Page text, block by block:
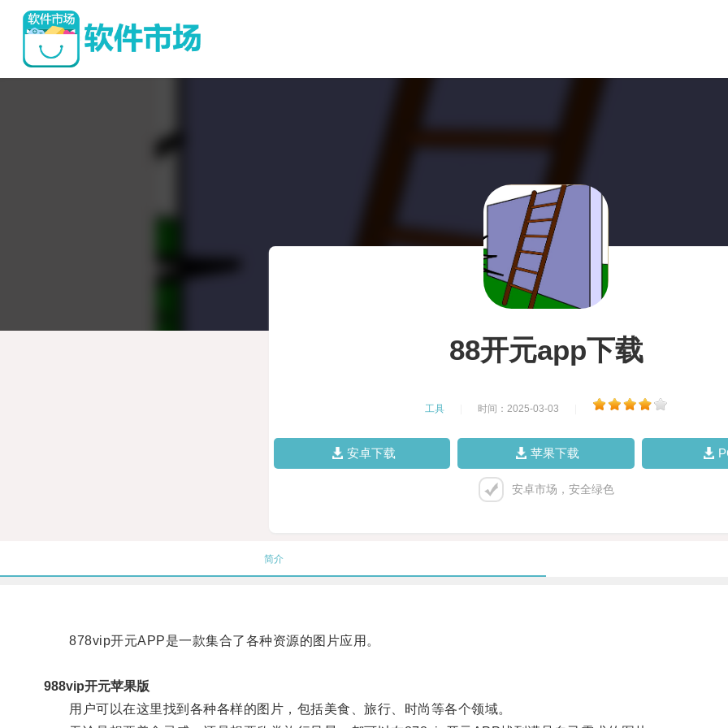
88开元app下载
工具 时间：2025-03-03
安卓下载 苹果下载
安卓市场，安全绿色
简介
878vip开元APP是一款集合了各种资源的图片应用。
988vip开元苹果版
用户可以在这里找到各种各样的图片，包括美食、旅行、时尚等各个领域。